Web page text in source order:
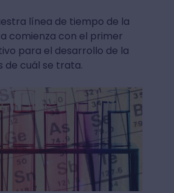
línea de tiempo de la
comienza con el primer
para el desarrollo de la
de cuál se trata.